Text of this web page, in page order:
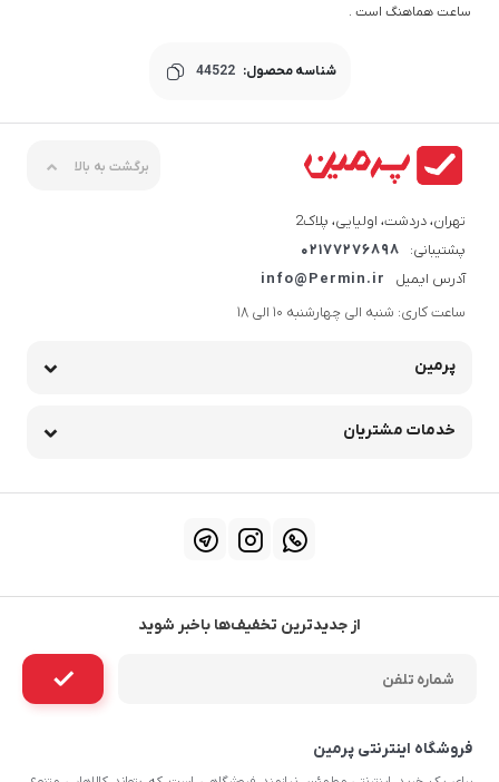
ساعت هماهنگ است .
شناسه محصول: 44522
برگشت به بالا
تهران، دردشت، اولیایی، پلاک2
پشتیبانی:
02177276898
آدرس ایمیل
info@Permin.ir
ساعت کاری: شنبه الی چهارشنبه 10 الی 18
پرمین
خدمات مشتریان
از جدیدترین تخفیف‌ها باخبر شوید
فروشگاه اینترنتی پرمین